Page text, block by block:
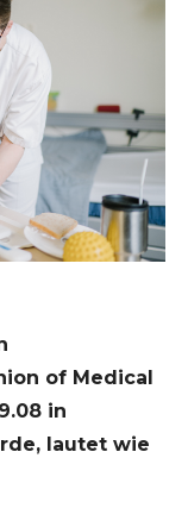
of Medical
in
lautet wie